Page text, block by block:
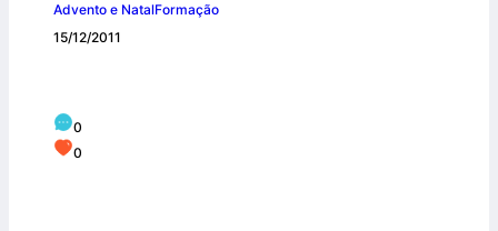
Advento e NatalFormação
15/12/2011
0
0